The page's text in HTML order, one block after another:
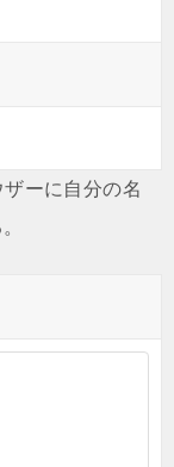
ーに自分の名